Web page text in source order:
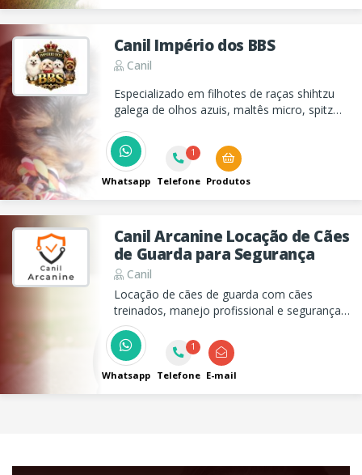
Canil Império dos BBS
Canil
Especializado em filhotes de raças shihtzu
galega de olhos azuis, maltês micro, spitz
confira os filhotes disponiveis no momento!
Whatsapp
1
Telefone Produtos
Canil Arcanine Locação de Cães
de Guarda para Segurança
Canil
Locação de cães de guarda com cães
treinados, manejo profissional e segurança
patrimonial para empresas, obras, fazendas
e condomínios. Atendimento especializado e
mais de 25 anos de experiência.
Whatsapp
1
Telefone E-mail